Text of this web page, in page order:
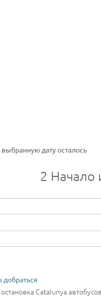
дату осталось
2 Начало
добраться
Catalunya